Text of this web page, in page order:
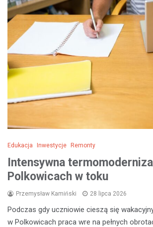
Edukacja Inwestycje Remonty
Intensywna
Polkowicach w toku
Przemysław Kamiński 28 lipca 2026
Podczas gdy uczniowie cieszą się
w Polkowicach praca wre na pełnych